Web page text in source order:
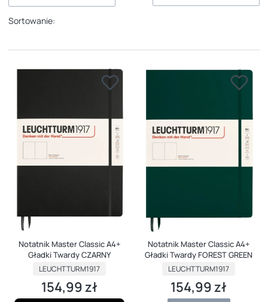
Sortowanie:
Notatnik Master Classic A4+
Gładki Twardy CZARNY
PRODUCENT
LEUCHTTURM1917
Cena
154,99 zł
Notatnik Master Classic A4+
Gładki Twardy FOREST GREEN
PRODUCENT
LEUCHTTURM1917
Cena
154,99 zł